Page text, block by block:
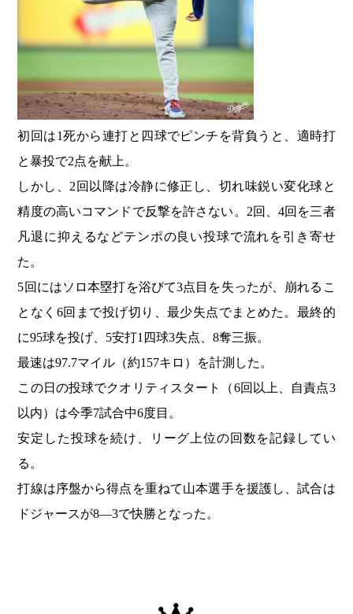
初回は1死から連打と四球でピンチを背負うと、適時打
と暴投で2点を献上。
しかし、2回以降は冷静に修正し、切れ味鋭い変化球と
精度の高いコマンドで反撃を許さない。2回、4回を三者
凡退に抑えるなどテンポの良い投球で流れを引き寄せ
た。
5回にはソロ本塁打を浴びて3点目を失ったが、崩れるこ
となく6回まで投げ切り、最少失点でまとめた。最終的
に95球を投げ、5安打1四球3失点、8奪三振。
最速は97.7マイル（約157キロ）を計測した。
この日の投球でクオリティスタート（6回以上、自責点3
以内）は今季7試合中6度目。
安定した投球を続け、リーグ上位の回数を記録してい
る。
打線は序盤から得点を重ねて山本選手を援護し、試合は
ドジャースが8―3で快勝となった。